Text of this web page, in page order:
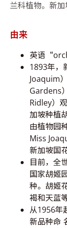
兰科植物。新加
由来
英语
1893年，
Joaquim
Gardens
Ridley）
加坡种植
由植物园
Miss
新加坡国花
目前，全
国家胡姬
种。胡姬
褐和天蓝
从1956年
新品种命